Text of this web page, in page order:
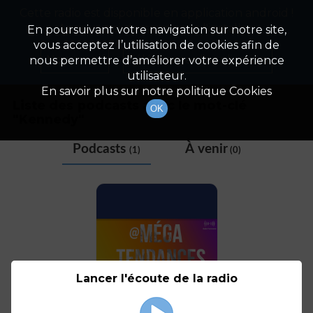
Tag
Liste des podcasts avec le mot-clé
Podcasts (1) À venir(0)
En poursuivant votre navigation sur notre site,
vous acceptez l’utilisation de cookies afin de
nous permettre d’améliorer votre expérience
utilisateur.
En savoir plus sur notre politique Cookies
OK
Appuyez ci-dessous pour l'installer.
Non merci Télécharger l'application
Lancer l'écoute de la radio